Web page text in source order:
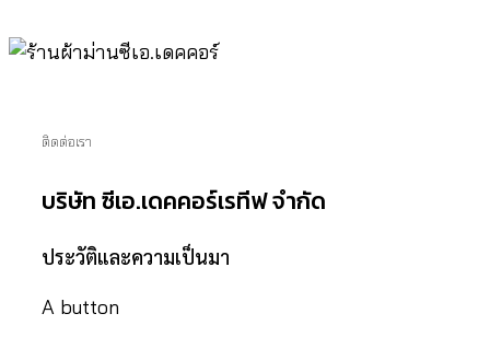
ติดต่อเรา
บริษัท ซีเอ.เดคคอร์เรทีฟ จำกัด
ประวัติและความเป็นมา
A button